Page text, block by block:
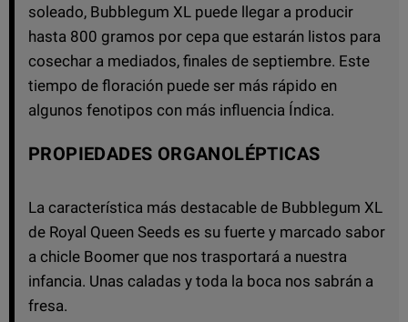
soleado, Bubblegum XL puede llegar a producir
hasta 800 gramos por cepa que estarán listos para
cosechar a mediados, finales de septiembre. Este
tiempo de floración puede ser más rápido en
algunos fenotipos con más influencia Índica.
PROPIEDADES ORGANOLÉPTICAS
La característica más destacable de Bubblegum XL
de Royal Queen Seeds es su fuerte y marcado sabor
a chicle Boomer que nos trasportará a nuestra
infancia. Unas caladas y toda la boca nos sabrán a
fresa.